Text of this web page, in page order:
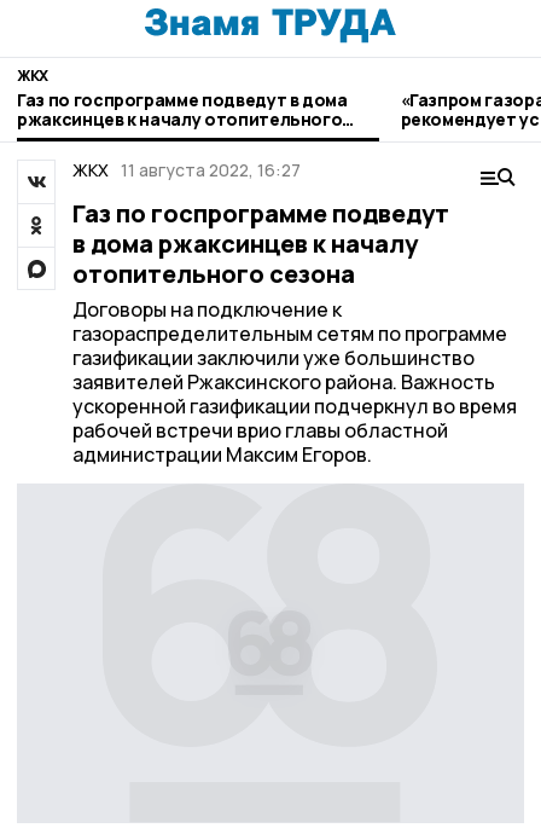
ЖКХ
Газ по госпрограмме подведут в дома
ржаксинцев к началу отопительного
сезона
«Газпром
рекомендует
ЖКХ 11 августа 2022, 16:27
Газ по госпрограмме подведут
в дома ржаксинцев к началу
отопительного сезона
Договоры на подключение к
газораспределительным сетям по программе
газификации заключили уже большинство
заявителей Ржаксинского района. Важность
ускоренной газификации подчеркнул во время
рабочей встречи врио главы областной
администрации Максим Егоров.